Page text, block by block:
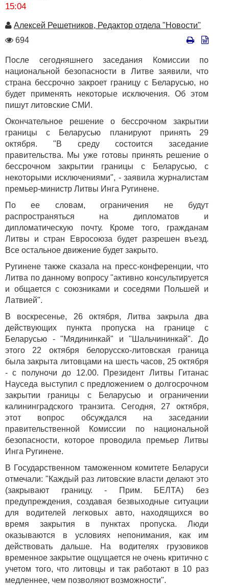
15:04
Автор
Алексей Решетников, Редактор отдела "Новости"
Количество
694
После сегодняшнего заседания Комиссии по
национальной безопасности в Литве заявили, что
страна бессрочно закроет границу с Беларусью, но
будет применять некоторые исключения. Об этом
пишут литовские СМИ.
Окончательное решение о бессрочном закрытии
границы с Беларусью планируют принять 29
октября. "В среду состоится заседание
правительства. Мы уже готовы принять решение о
бессрочном закрытии границы с Беларусью, с
некоторыми исключениями", - заявила журналистам
премьер-министр Литвы Инга Ругинене.
По ее словам, ограничения не будут
распространяться на дипломатов и
дипломатическую почту. Кроме того, гражданам
Литвы и стран Евросоюза будет разрешен въезд.
Все остальное движение будет закрыто.
Ругинене также сказала на пресс-конференции, что
Литва по данному вопросу "активно консультируется
и общается с союзниками и соседями Польшей и
Латвией".
В воскресенье, 26 октября, Литва закрыла два
действующих пункта пропуска на границе с
Беларусью - "Мядининкай" и "Шальчининкай". До
этого 22 октября белорусско-литовская граница
была закрыта литовцами на шесть часов, 25 октября
- с полуночи до 12.00. Президент Литвы Гитанас
Науседа выступил с предложением о долгосрочном
закрытии границы с Беларусью и ограничении
калининградского транзита. Сегодня, 27 октября,
этот вопрос обсуждался на заседании
правительственной Комиссии по национальной
безопасности, которое проводила премьер Литвы
Инга Ругинене.
В Государственном таможенном комитете Беларуси
отмечали: "Каждый раз литовские власти делают это
(закрывают границу. - Прим. БЕЛТА) без
предупреждения, создавая безвыходные ситуации
для водителей легковых авто, находящихся во
время закрытия в пунктах пропуска. Люди
оказываются в условиях непонимания, как им
действовать дальше. На водителях грузовиков
временное закрытие ощущается не очень критично с
учетом того, что литовцы и так работают в 10 раз
медленнее, чем позволяют возможности".